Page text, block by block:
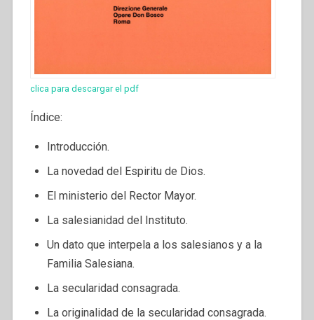
clica para descargar el pdf
Índice:
Introducción.
La novedad del Espiritu de Dios.
El ministerio del Rector Mayor.
La salesianidad del Instituto.
Un dato que interpela a los salesianos y a la
Familia Salesiana.
La secularidad consagrada.
La originalidad de la secularidad consagrada.